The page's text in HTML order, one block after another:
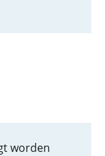
worden